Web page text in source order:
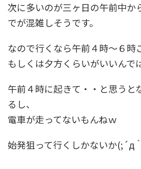
次に多いのが三ヶ日の午前中か
でが混雑しそうです。
なので行くなら午前４時～６時
もしくは夕方くらいがいいんで
午前４時に起きて・・と思うと
るし、
電車が走ってないもんねｗ
始発狙って行くしかないか(;´д